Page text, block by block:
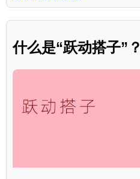
什么是“跃动搭子”？